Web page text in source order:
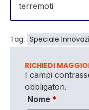
terremoti
Tag: Speciale
RICHIEDI
I campi
obbligatori.
Nome *